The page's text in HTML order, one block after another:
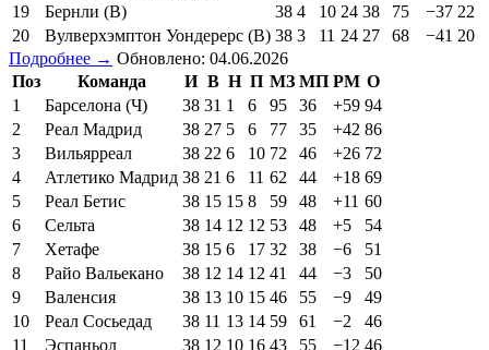
19
Бернли (В) 38 4 10 24 38 75 −37 22
20
Вулверхэмптон Уондерерс (В) 38 3 11 24 27 68 −41 20
Подробнее → Обновлено: 04.06.2026
Поз
Команда И В Н П МЗ МП РМ О
1
Барселона (Ч) 38 31 1 6 95 36 +59 94
2
Реал Мадрид 38 27 5 6 77 35 +42 86
3
Вильярреал 38 22 6 10 72 46 +26 72
4
Атлетико Мадрид 38 21 6 11 62 44 +18 69
5
Реал Бетис 38 15 15 8 59 48 +11 60
6
Сельта 38 14 12 12 53 48 +5
54
7
Хетафе 38 15 6 17 32 38 −6
51
8
Райо Вальекано 38 12 14 12 41 44 −3
50
9
Валенсия 38 13 10 15 46 55 −9
49
10
Реал Сосьедад 38 11 13 14 59 61 −2
46
11
Эспаньол 38 12 10 16 43 55 −12 46